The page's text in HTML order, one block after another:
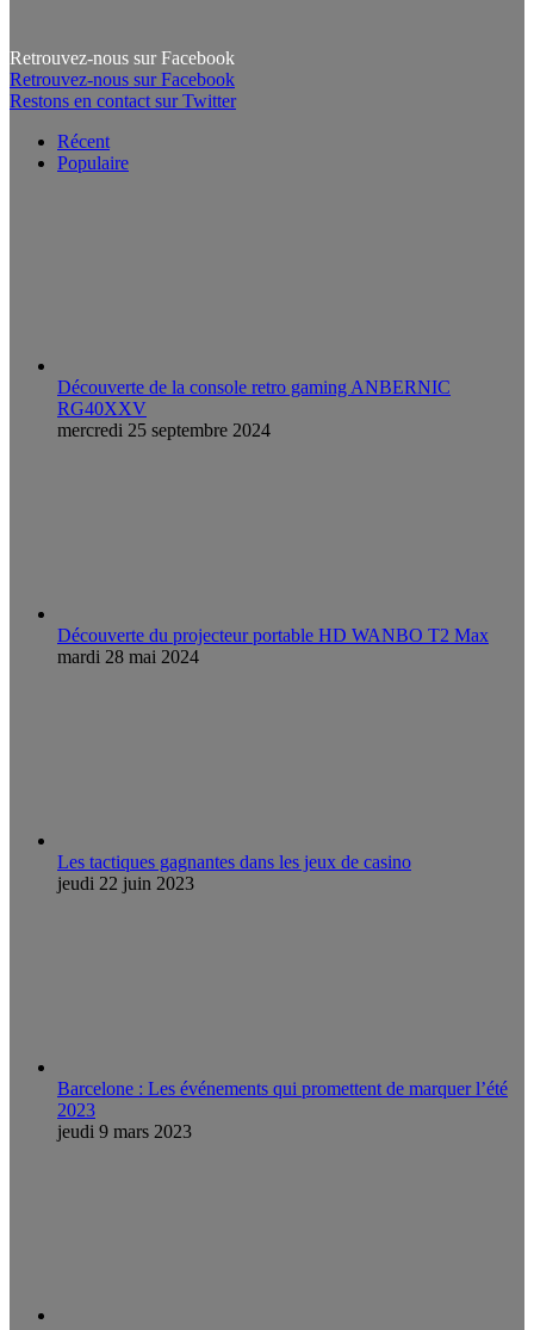
Retrouvez-nous sur Facebook
Retrouvez-nous sur Facebook
Restons en contact sur Twitter
Récent
Populaire
Découverte de la console retro gaming ANBERNIC
RG40XXV
mercredi 25 septembre 2024
Découverte du projecteur portable HD WANBO T2 Max
mardi 28 mai 2024
Les tactiques gagnantes dans les jeux de casino
jeudi 22 juin 2023
Barcelone : Les événements qui promettent de marquer l’été
2023
jeudi 9 mars 2023